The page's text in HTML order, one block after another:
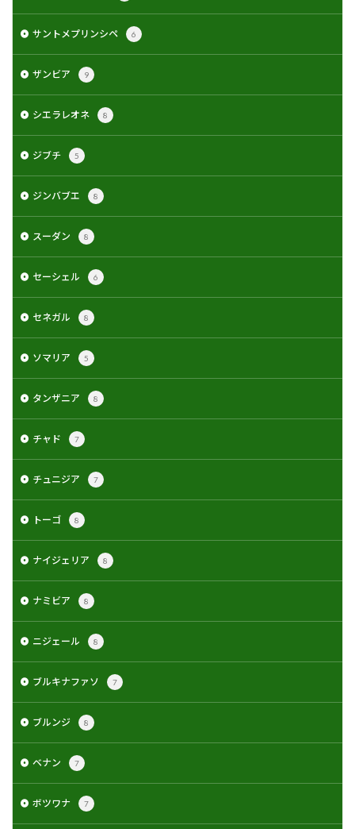
サントメプリンシペ 6
ザンビア 9
シエラレオネ 8
ジブチ 5
ジンバブエ 8
スーダン 8
セーシェル 6
セネガル 8
ソマリア 5
タンザニア 8
チャド 7
チュニジア 7
トーゴ 8
ナイジェリア 8
ナミビア 8
ニジェール 8
ブルキナファソ 7
ブルンジ 8
ベナン 7
ボツワナ 7